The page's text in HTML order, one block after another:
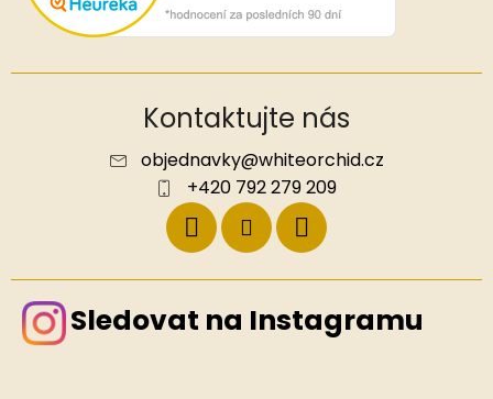
Kontaktujte nás
objednavky@whiteorchid.cz
+420 792 279 209
Sledovat na Instagramu